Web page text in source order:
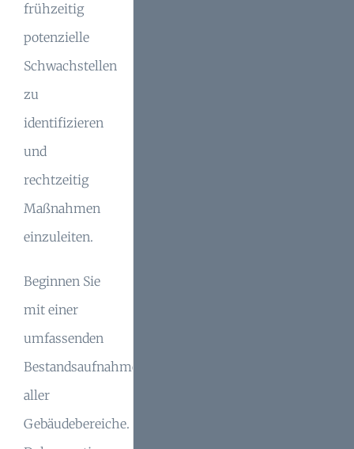
frühzeitig
potenzielle
Schwachstellen
zu
identifizieren
und
rechtzeitig
Maßnahmen
einzuleiten.
Beginnen Sie
mit einer
umfassenden
Bestandsaufnahme
aller
Gebäudebereiche.